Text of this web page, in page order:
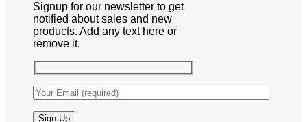
Signup for our newsletter to get
notified about sales and new
products. Add any text here or
remove it.